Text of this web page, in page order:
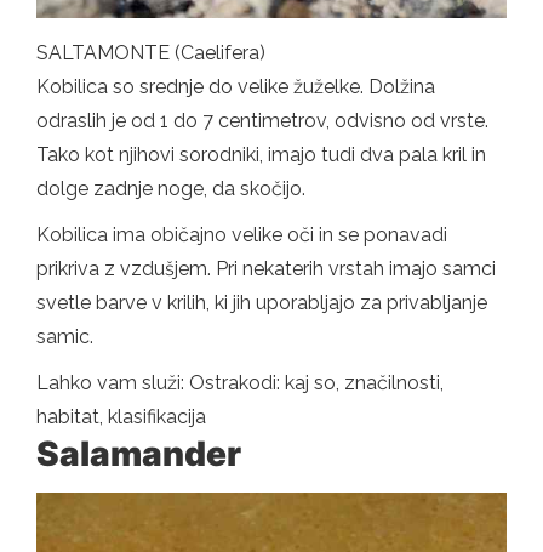
SALTAMONTE (Caelifera)
Kobilica so srednje do velike žuželke. Dolžina
odraslih je od 1 do 7 centimetrov, odvisno od vrste.
Tako kot njihovi sorodniki, imajo tudi dva pala kril in
dolge zadnje noge, da skočijo.
Kobilica ima običajno velike oči in se ponavadi
prikriva z vzdušjem. Pri nekaterih vrstah imajo samci
svetle barve v krilih, ki jih uporabljajo za privabljanje
samic.
Lahko vam služi: Ostrakodi: kaj so, značilnosti,
habitat, klasifikacija
Salamander